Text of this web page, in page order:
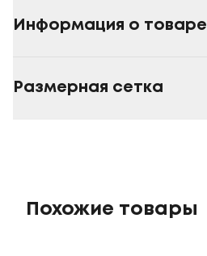
Информация о товаре
Размерная сетка
Похожие товары